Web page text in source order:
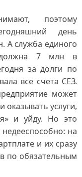
поэтому
день
А служба единого
должна 7 млн в
за долги по
все счета СЕЗ.
может
услуги,
и уйду. Но это
на
и их сразу
по обязательным